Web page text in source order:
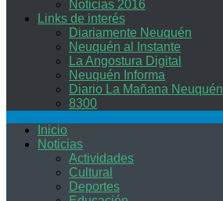
Noticias 2016
Links de interés
Diariamente Neuquén
Neuquén al Instante
La Angostura Digital
Neuquén Informa
Diario La Mañana Neuquén
8300
Inicio
Noticias
Actividades
Cultural
Deportes